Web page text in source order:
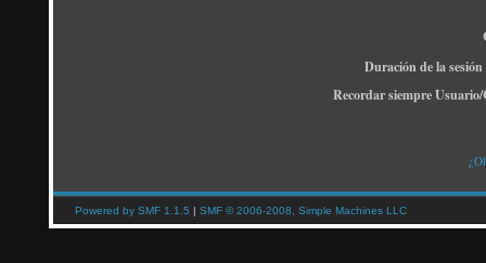
Duración de la
Recordar siempre
Powered by SMF 1.1.5 | SMF © 2006-2008, Simple Machines LLC